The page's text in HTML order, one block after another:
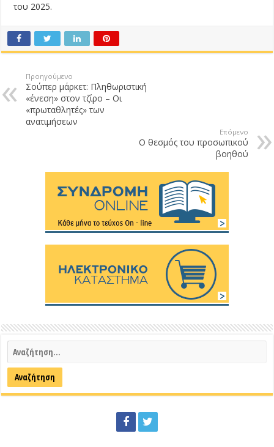
του 2025.
Προηγούμενο
Σούπερ μάρκετ: Πληθωριστική
«ένεση» στον τζίρο – Οι
«πρωταθλητές» των
ανατιμήσεων
Επόμενο
Ο θεσμός του προσωπικού
βοηθού